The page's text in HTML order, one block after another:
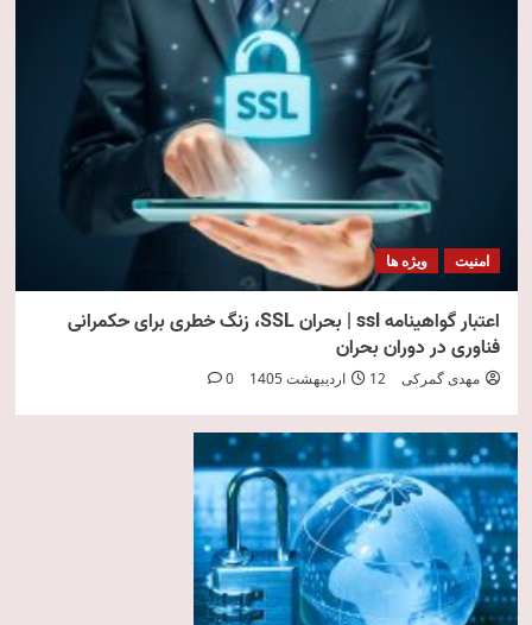
امنیت ویژه ها
اعتبار گواهینامه ssl | بحران SSL، زنگ خطری برای حکمرانی
فناوری در دوران بحران
مهدی گمرکی 12 اردیبهشت 1405 0